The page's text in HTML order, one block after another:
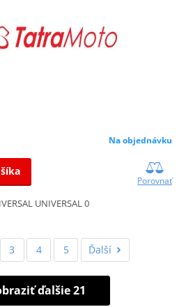
Na objednávku
Porovnať
UNIVERSAL 0
3 4 5 Ďalší
ďalšie 21